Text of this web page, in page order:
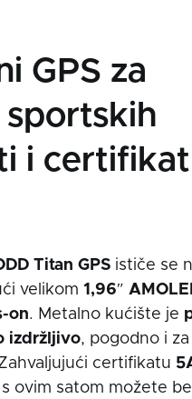
GPS za
sportskih
i certifikat
Titan GPS ističe se
velikom1,96″
on. Metalno kućište je
izdržljivo, pogodno i za
certifikatu
s ovim satom možete